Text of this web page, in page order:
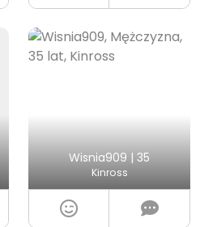
Wisnia909 | 35
Kinross